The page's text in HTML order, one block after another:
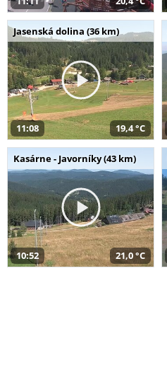
Jasenská dolina (36 km)
11:08 19,4 °C
Kasárne - Javorníky (43 km)
10:52 21,0 °C